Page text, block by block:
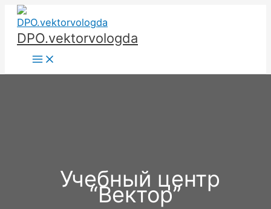
Перейти
содержимому
DPO.vektorvologda
Main
Учебный центр
“Вектор”